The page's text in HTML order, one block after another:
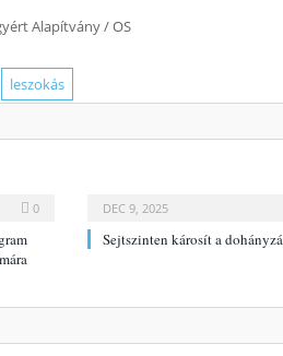
Alapítvány / OS
leszokás
0 DEC 9, 2025
Sejtszinten károsít a